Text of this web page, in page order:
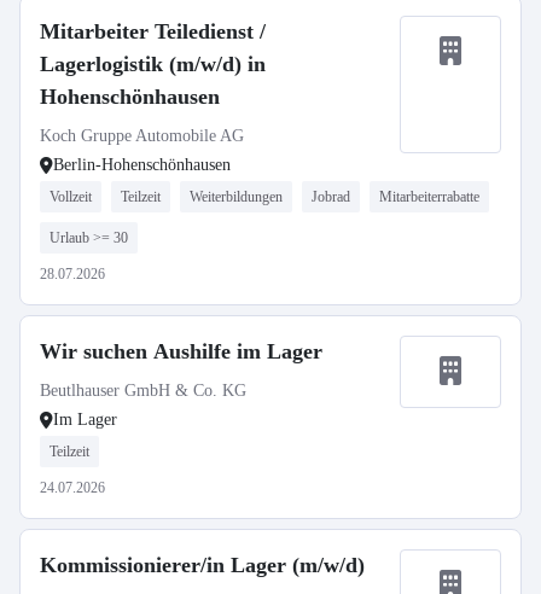
Mitarbeiter Teiledienst /
Lagerlogistik (m/w/d) in
Hohenschönhausen
Koch Gruppe Automobile AG
Berlin-Hohenschönhausen
Vollzeit Teilzeit Weiterbildungen Jobrad Mitarbeiterrabatte
Urlaub >= 30
28.07.2026
Wir suchen Aushilfe im Lager
Beutlhauser GmbH & Co. KG
Im Lager
Teilzeit
24.07.2026
Kommissionierer/in Lager (m/w/d)